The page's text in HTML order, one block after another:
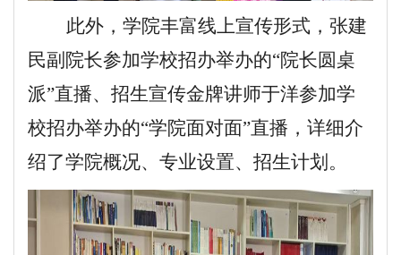
此外，学院丰富线上宣传形式，张建
民副院长参加学校招办举办的“院长圆桌
派”直播、招生宣传金牌讲师于洋参加学
校招办举办的“学院面对面”直播，详细介
绍了学院概况、专业设置、招生计划。